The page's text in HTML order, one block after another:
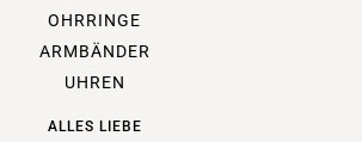
OHRRINGE
ARMBÄNDER
UHREN
ALLES LIEBE